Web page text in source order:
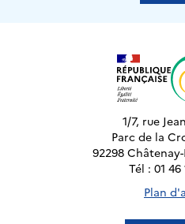
1/7, rue
Parc de la
92298
Tél : 01 46
Plan